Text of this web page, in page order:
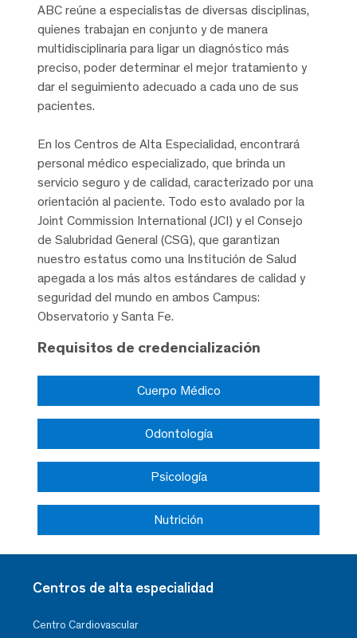
ABC reúne a especialistas de diversas disciplinas,
quienes trabajan en conjunto y de manera
multidisciplinaria para ligar un diagnóstico más
preciso, poder determinar el mejor tratamiento y
dar el seguimiento adecuado a cada uno de sus
pacientes.
En los Centros de Alta Especialidad, encontrará
personal médico especializado, que brinda un
servicio seguro y de calidad, caracterizado por una
orientación al paciente. Todo esto avalado por la
Joint Commission International (JCI) y el Consejo
de Salubridad General (CSG), que garantizan
nuestro estatus como una Institución de Salud
apegada a los más altos estándares de calidad y
seguridad del mundo en ambos Campus:
Observatorio y Santa Fe.
Requisitos de credencialización
Cuerpo Médico
Odontología
Psicología
Nutrición
Centros de alta especialidad
Centro Cardiovascular